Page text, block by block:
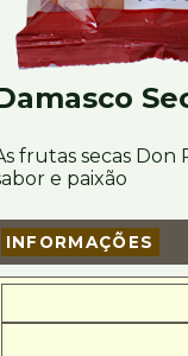
frutas secas Don
e paixão
INFORMAÇÕES